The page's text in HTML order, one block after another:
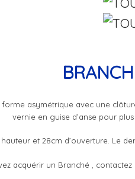
asymétrique avec une
vernie en guise d’anse pour
et 28cm d’ouverture. Le
acquérir un Branché , contactez